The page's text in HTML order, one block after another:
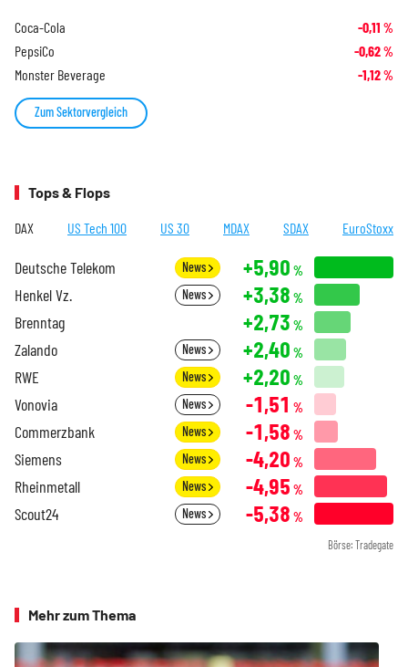
Coca-Cola -0,11 %
PepsiCo -0,62%
Monster Beverage -1,12%
Zum Sektorvergleich
Tops & Flops
DAX US Tech 100 US 30 MDAX SDAX EuroStoxx
Deutsche Telekom News +5,90 %
Henkel Vz. News +3,38 %
Brenntag +2,73 %
Zalando News +2,40 %
RWE News +2,20 %
Vonovia News -1,51 %
Commerzbank News -1,58 %
Siemens News -4,20 %
Rheinmetall News -4,95 %
Scout24 News -5,38 %
Börse: Tradegate
Mehr zum Thema